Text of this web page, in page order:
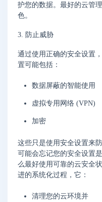
护您的数据。最好的云管
色。
3. 防止威胁
通过使用正确的安全设置
置可能包括：
数据屏蔽的智能使用
虚拟专用网络 (VPN)
加密
这些只是使用安全设置来
可能会忘记您的安全设置
么最好使用可靠的云安全
进的系统化过程，它：
清理您的云环境并